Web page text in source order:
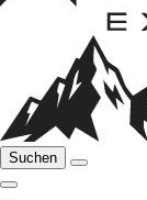
Suchen